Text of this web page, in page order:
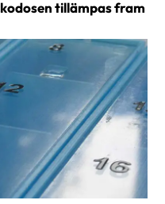
tillämpas fram